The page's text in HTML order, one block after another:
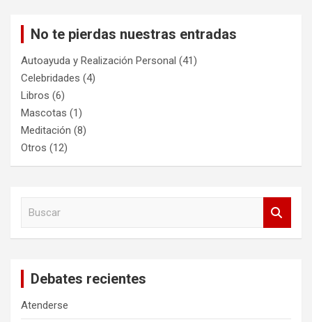
No te pierdas nuestras entradas
Autoayuda y Realización Personal (41)
Celebridades (4)
Libros (6)
Mascotas (1)
Meditación (8)
Otros (12)
Debates recientes
Atenderse